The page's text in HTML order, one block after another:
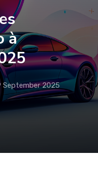
à
September 2025